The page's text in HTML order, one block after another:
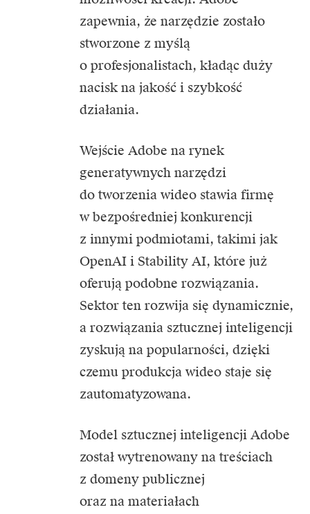
zapewnia, że narzędzie zostało
stworzone z myślą
o profesjonalistach, kładąc duży
nacisk na jakość i szybkość
działania.
Wejście Adobe na rynek
generatywnych narzędzi
do tworzenia wideo stawia firmę
w bezpośredniej konkurencji
z innymi podmiotami, takimi jak
OpenAI i Stability AI, które już
oferują podobne rozwiązania.
Sektor ten rozwija się dynamicznie,
a rozwiązania sztucznej inteligencji
zyskują na popularności, dzięki
czemu produkcja wideo staje się
zautomatyzowana.
Model sztucznej inteligencji Adobe
został wytrenowany na treściach
z domeny publicznej
oraz na materiałach